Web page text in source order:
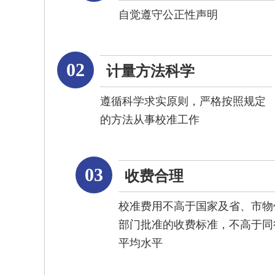
自觉遵守公正性声明
02 计量方法科学
遵循科学求实原则，严格按照规定
的方法从事校准工作
03 收费合理
校准费用不高于国家及省、市
部门批准的收费标准，不高于
平均水平